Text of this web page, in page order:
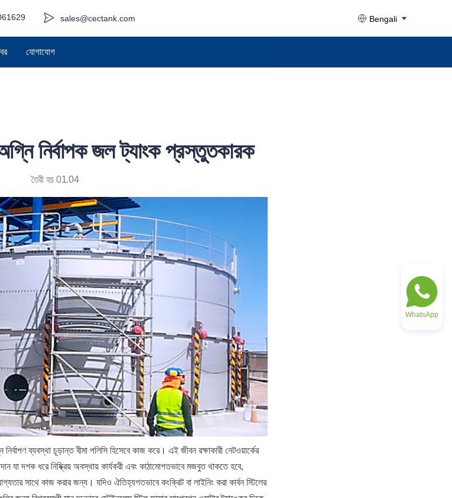
sales@cectank.com Bengali
যোগাযোগ
নির্বাপক জল ট্যাংক প্রস্তুতকারক
তৈরী হয় 01.04
ব্যবস্থা চূড়ান্ত বীমা পলিসি হিসেবে কাজ করে। এই জীবন রক্ষাকারী নেটওয়ার্কের
যা দশক ধরে নিষ্ক্রিয় অবস্থায় কার্যকরী এবং কাঠামোগতভাবে মজবুত থাকতে হবে,
সাথে কাজ করার জন্য। যদিও ঐতিহ্যগতভাবে কংক্রিট বা লাইনিং করা কার্বন স্টিলের
WhatsApp